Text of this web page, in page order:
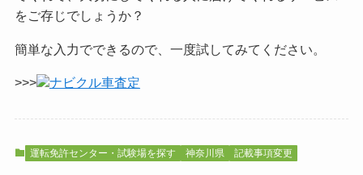
をご存じでしょうか？
簡単な入力でできるので、一度試してみてください。
>>> ナビクル車査定
運転免許センター・試験場を探す 神奈川県 記載事項変更